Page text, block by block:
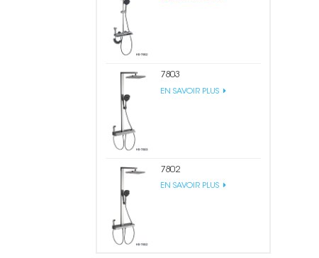
7803
EN SAVOIR PLUS
7802
EN SAVOIR PLUS